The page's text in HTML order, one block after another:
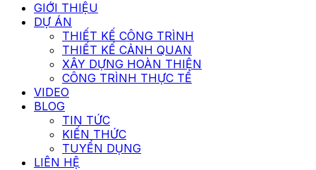
GIỚI THIỆU
DỰ ÁN
THIẾT KẾ CÔNG TRÌNH
THIẾT KẾ CẢNH QUAN
XÂY DỰNG HOÀN THIỆN
CÔNG TRÌNH THỰC TẾ
VIDEO
BLOG
TIN TỨC
KIẾN THỨC
TUYỂN DỤNG
LIÊN HỆ